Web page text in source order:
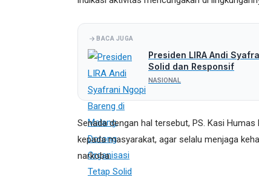
BACA JUGA
Presiden LIRA Andi
Solid dan Responsif
NASIONAL
Senada dengan hal tersebut, PS. Kasi
kepada masyarakat, agar selalu menjaga
narkoba.